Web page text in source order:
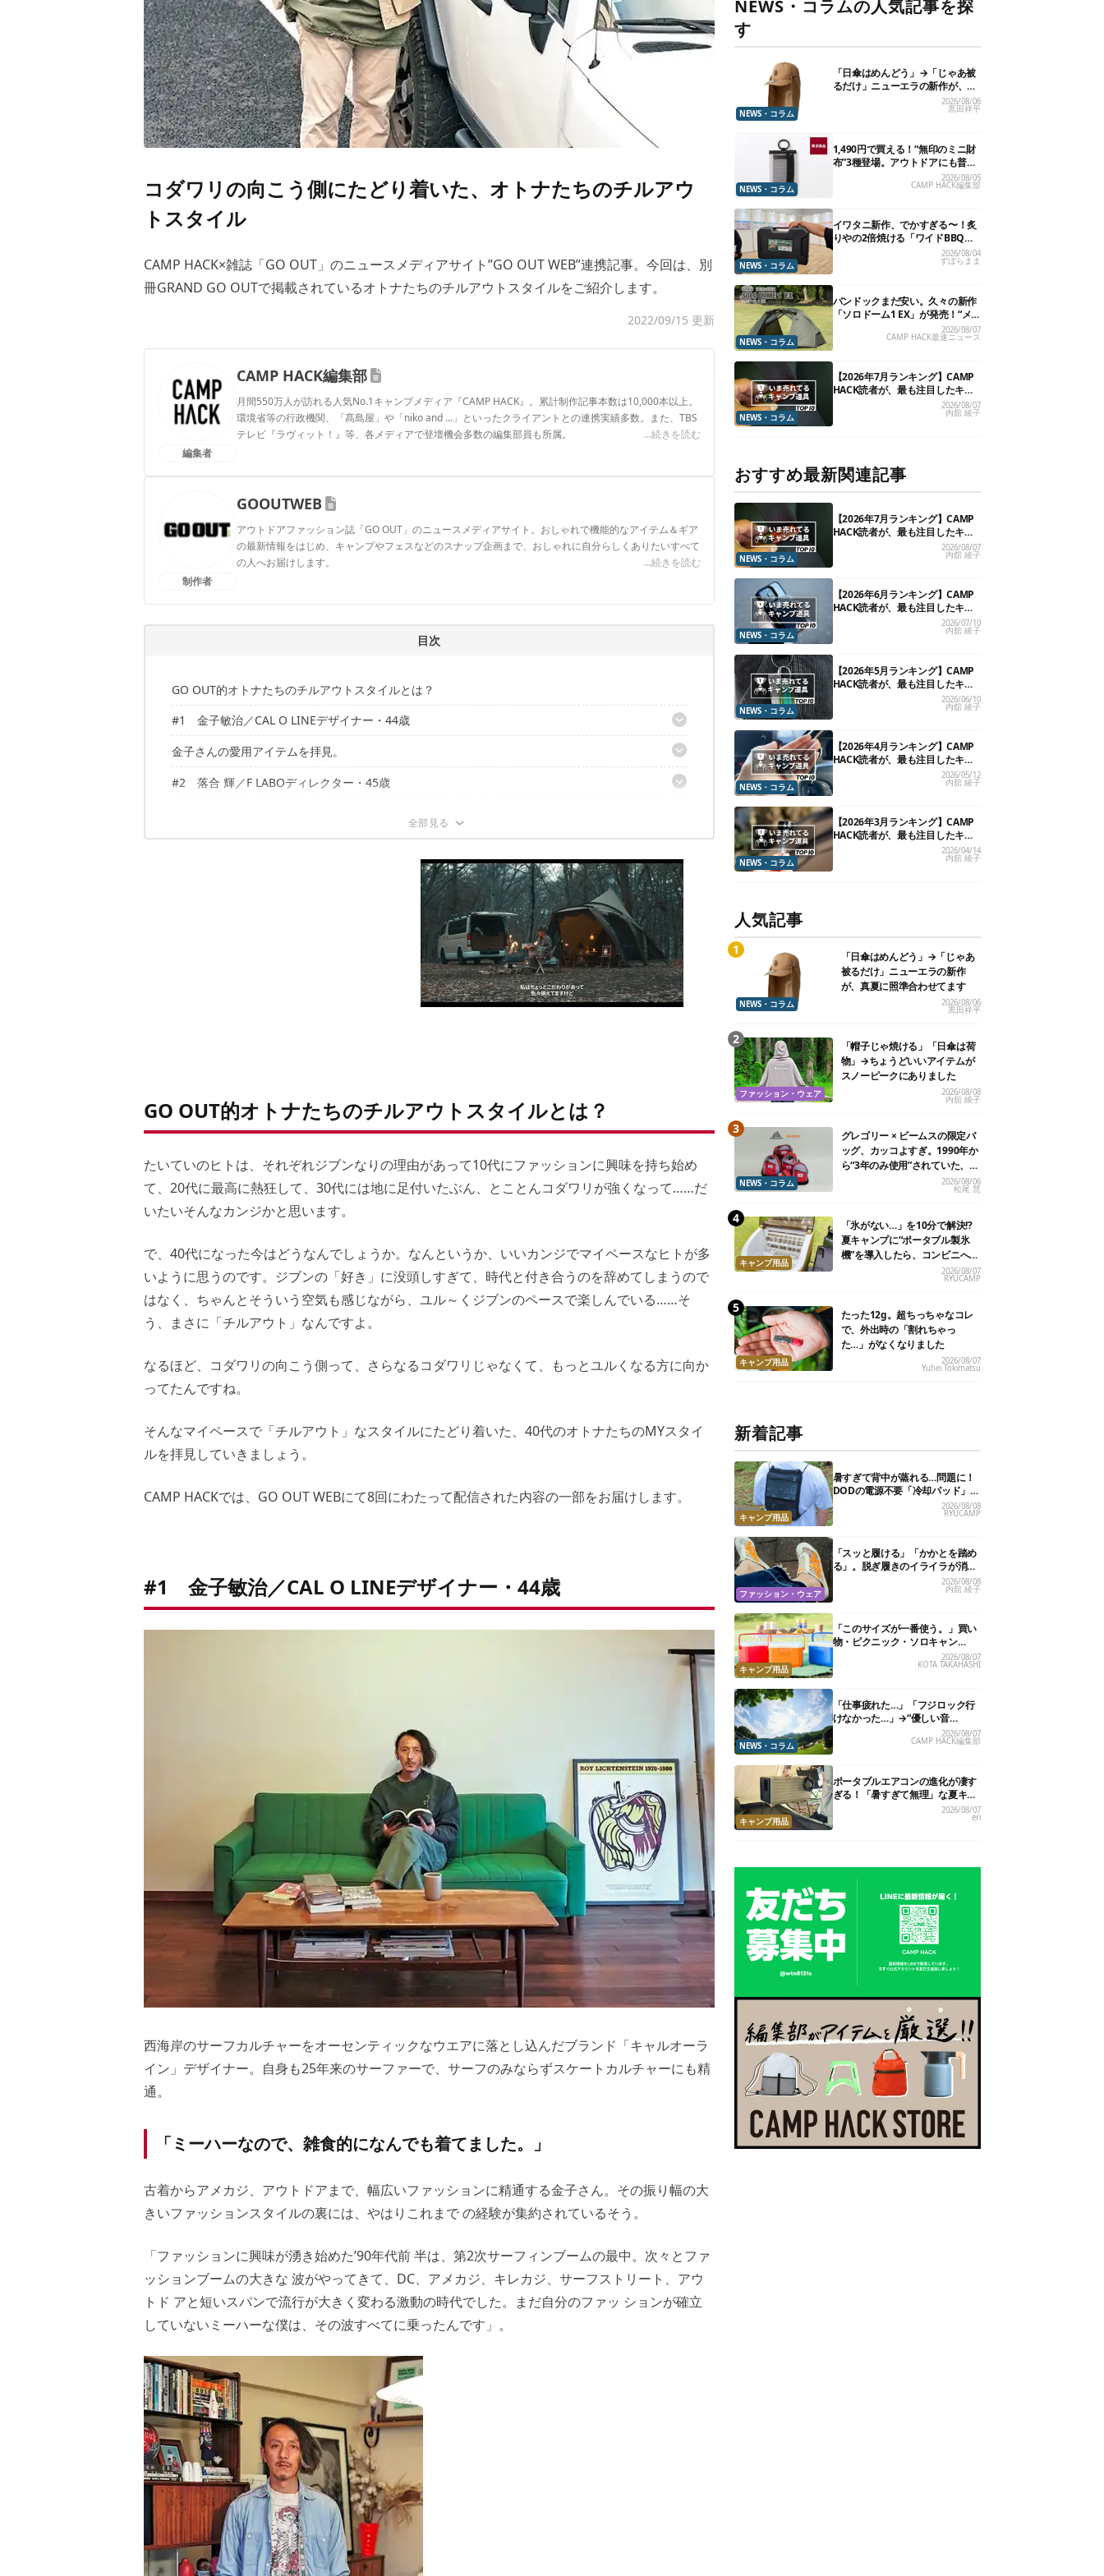
コダワリの向こう側にたどり着いた、オトナたちのチルアウ
トスタイル
CAMP HACK×雑誌「GO OUT」のニュースメディアサイト”GO OUT WEB”連携記事。今回は、別
冊GRAND GO OUTで掲載されているオトナたちのチルアウトスタイルをご紹介します。
2022/09/15 更新
編集者
CAMP HACK編集部
月間550万人が訪れる人気No.1キャンプメディア『CAMP HACK』。累計制作記事本数は10,000本以上。
環境省等の行政機関、「髙島屋」や「niko and ...」といったクライアントとの連携実績多数。また、TBS
テレビ『ラヴィット！』等、各メディアで登壇機会多数の編集部員も所属。
...続きを読む
制作者
GOOUTWEB
アウトドアファッション誌「GO OUT」のニュースメディアサイト。おしゃれで機能的なアイテム＆ギア
の最新情報をはじめ、キャンプやフェスなどのスナップ企画まで、おしゃれに自分らしくありたいすべて
の人へお届けします。
...続きを読む
目次
GO OUT的オトナたちのチルアウトスタイルとは？
#1 金子敏治／CAL O LINEデザイナー・44歳
「ミーハーなので、雑食的になんでも着てました。」
金子さんの愛用アイテムを拝見。
Rip Curl／スウェット
CONVERSE／オールスターHi
#2 落合 輝／F LABOディレクター・45歳
「アメリカの80’sスケートカルチャーが原点です。」
#3 阿部孝史／BEAMS オンラインショップスタッフ・41歳
「自分に似合う服が、わかってきた気がします。」
REMI RELIEF × BEAMS PLUS／別注ステンカラーコート
CONVERSE × ENGINEERED GARMENTS × BEAMS PLUS／別注オールスターHI & Low
洋雑誌のジェントリー(右)、 アヴァンギャルド(中)、フレア(左)
他にも盛りだくさん！ 続きは別冊GRAND GO OUTにて！
GO OUT的オトナたちのチルアウトスタイルとは？
たいていのヒトは、それぞれジブンなりの理由があって10代にファッションに興味を持ち始め
て、20代に最高に熱狂して、30代には地に足付いたぶん、とことんコダワリが強くなって……だ
いたいそんなカンジかと思います。
で、40代になった今はどうなんでしょうか。なんというか、いいカンジでマイペースなヒトが多
いように思うのです。ジブンの「好き」に没頭しすぎて、時代と付き合うのを辞めてしまうので
はなく、ちゃんとそういう空気も感じながら、ユル～くジブンのペースで楽しんでいる……そ
う、まさに「チルアウト」なんですよ。
なるほど、コダワリの向こう側って、さらなるコダワリじゃなくて、もっとユルくなる方に向か
ってたんですね。
そんなマイペースで「チルアウト」なスタイルにたどり着いた、40代のオトナたちのMYスタイ
ルを拝見していきましょう。
CAMP HACKでは、GO OUT WEBにて8回にわたって配信された内容の一部をお届けします。
#1 金子敏治／CAL O LINEデザイナー・44歳
西海岸のサーフカルチャーをオーセンティックなウエアに落とし込んだブランド「キャルオーラ
イン」デザイナー。自身も25年来のサーファーで、サーフのみならずスケートカルチャーにも精
通。
「ミーハーなので、雑食的になんでも着てました。」
古着からアメカジ、アウトドアまで、幅広いファッションに精通する金子さん。その振り幅の大
きいファッションスタイルの裏には、やはりこれまで の経験が集約されているそう。
「ファッションに興味が湧き始めた’90年代前 半は、第2次サーフィンブームの最中。次々とファ
ッションブームの大きな 波がやってきて、DC、アメカジ、キレカジ、サーフストリート、アウ
トド アと短いスパンで流行が大きく変わる激動の時代でした。まだ自分のファッ ションが確立
していないミーハーな僕は、その波すべてに乗ったんです」。
NEWS・コラムの人気記事を探
す
NEWS・コラム
「日傘はめんどう」→「じゃあ被
るだけ」ニューエラの新作が、真
2026/08/06
黒田祥平
NEWS・コラム
1,490円で買える！“無印のミニ財
布”3種登場。アウトドアにも普段
2026/08/05
CAMP HACK編集部
NEWS・コラム
イワタニ新作、でかすぎる〜！炙
りやの2倍焼ける「ワイドBBQグ
リル」で“豪快焼肉”できるよ【再
販開始】
2026/08/04
ずぼらまま
NEWS・コラム
バンドックまだ安い。久々の新作
「ソロドーム1 EX」が発売！“メ
ッシュインナー”だけでも使える
よ【防災も◎】
2026/08/07
CAMP HACK最速ニュース
NEWS・コラム
【2026年7月ランキング】CAMP
HACK読者が、最も注目したキャ
2026/08/07
内舘 綾子
おすすめ最新関連記事
NEWS・コラム
【2026年7月ランキング】CAMP
HACK読者が、最も注目したキャ
2026/08/07
内舘 綾子
NEWS・コラム
【2026年6月ランキング】CAMP
HACK読者が、最も注目したキャ
2026/07/10
内舘 綾子
NEWS・コラム
【2026年5月ランキング】CAMP
HACK読者が、最も注目したキャ
ンプ道具TOP10
2026/06/10
内舘 綾子
NEWS・コラム
【2026年4月ランキング】CAMP
HACK読者が、最も注目したキャ
ンプ道具TOP10
2026/05/12
内舘 綾子
NEWS・コラム
【2026年3月ランキング】CAMP
HACK読者が、最も注目したキャ
ンプ道具TOP10
2026/04/14
内舘 綾子
人気記事
NEWS・コラム
「日傘はめんどう」→「じゃあ
被るだけ」ニューエラの新作
が、真夏に照準合わせてます
2026/08/06
黒田祥平
ファッション・ウェア
「帽子じゃ焼ける」「日傘は荷
物」→ちょうどいいアイテムが
スノーピークにありました
2026/08/08
内舘 綾子
NEWS・コラム
グレゴリー × ビームスの限定バ
ッグ、カッコよすぎ。1990年か
ら“3年のみ使用”されていた、紫
2026/08/06
松尾 慧
キャンプ用品
「氷がない…」を10分で解決!?
夏キャンプに“ポータブル製氷
機”を導入したら、コンビニへ走
2026/08/07
RYUCAMP
キャンプ用品
たった12g。超ちっちゃなコレ
で、外出時の「割れちゃっ
た…」がなくなりました
2026/08/07
Yuhei Tokimatsu
新着記事
キャンプ用品
暑すぎて背中が蒸れる…問題に！
DODの電源不要「冷却パッド」を
試したら、夏の移動がラクになっ
た
2026/08/08
RYUCAMP
ファッション・ウェア
「スッと履ける」「かかとを踏め
る」。脱ぎ履きのイライラが消え
る快適“スニーカーサンダル”6選
2026/08/08
内舘 綾子
キャンプ用品
「このサイズが一番使う。」買い
物・ピクニック・ソロキャン
に“ちょうどいい”小型クーラーボ
ックス13選
2026/08/07
KOTA TAKAHASHI
NEWS・コラム
「仕事疲れた…」「フジロック行
けなかった…」→“優しい音
楽”と“大きな自然”で治癒。まだ間
に合います。
2026/08/07
CAMP HACK編集部
キャンプ用品
ポータブルエアコンの進化が凄す
ぎる！「暑すぎて無理」な夏キャ
ンプを激変させる最新5選2026/08/07
eri